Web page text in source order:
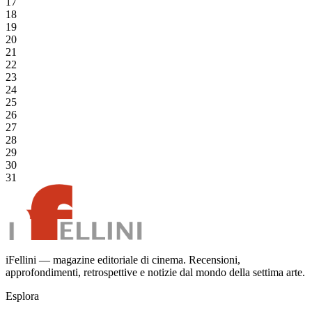
18
19
20
21
22
23
24
25
26
27
28
29
30
31
iFellini — magazine editoriale di cinema. Recensioni,
approfondimenti, retrospettive e notizie dal mondo della settima arte.
Esplora